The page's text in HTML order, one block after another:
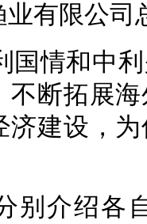
有限公司
国情和中
不断拓展
济建设，
别介绍各